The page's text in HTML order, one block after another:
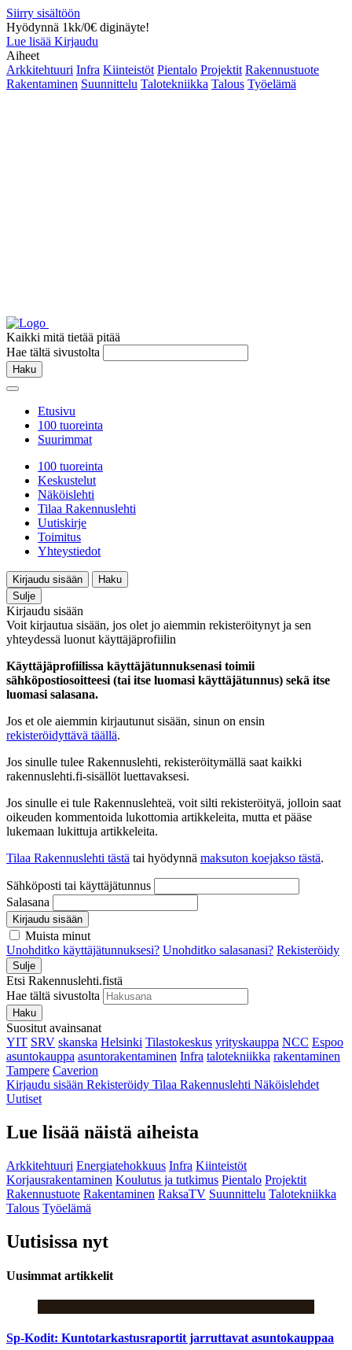
Siirry sisältöön
Hyödynnä 1kk/0€ diginäyte!
Lue lisää Kirjaudu
Aiheet
Arkkitehtuuri Infra Kiinteistöt Pientalo Projektit Rakennustuote
Rakentaminen Suunnittelu Talotekniikka Talous Työelämä
Kaikki mitä tietää pitää
Hae tältä sivustolta
Haku
Etusivu
100 tuoreinta
Suurimmat
100 tuoreinta
Keskustelut
Näköislehti
Tilaa Rakennuslehti
Uutiskirje
Toimitus
Yhteystiedot
Kirjaudu sisään
Haku
Sulje
Kirjaudu sisään
Voit kirjautua sisään, jos olet jo aiemmin rekisteröitynyt ja sen
yhteydessä luonut käyttäjäprofiilin
Käyttäjäprofiilissa käyttäjätunnuksenasi toimii
sähköpostiosoitteesi (tai itse luomasi käyttäjätunnus) sekä itse
luomasi salasana.
Jos et ole aiemmin kirjautunut sisään, sinun on ensin
rekisteröidyttävä täällä.
Jos sinulle tulee Rakennuslehti, rekisteröitymällä saat kaikki
rakennuslehti.fi-sisällöt luettavaksesi.
Jos sinulle ei tule Rakennuslehteä, voit silti rekisteröityä, jolloin saat
oikeuden kommentoida lukottomia artikkeleita, mutta et pääse
lukemaan lukittuja artikkeleita.
Tilaa Rakennuslehti tästä tai hyödynnä maksuton koejakso tästä.
Sähköposti tai käyttäjätunnus
Salasana
Kirjaudu sisään
Muista minut
Unohditko käyttäjätunnuksesi? Unohditko salasanasi? Rekisteröidy
Sulje
Etsi Rakennuslehti.fistä
Hae tältä sivustolta
Haku
Suositut avainsanat
YIT SRV skanska Helsinki Tilastokeskus yrityskauppa NCC Espoo
asuntokauppa asuntorakentaminen Infra talotekniikka rakentaminen
Tampere Caverion
Kirjaudu sisään Rekisteröidy Tilaa Rakennuslehti Näköislehdet
Uutiset
Lue lisää näistä aiheista
Arkkitehtuuri Energiatehokkuus Infra Kiinteistöt
Korjausrakentaminen Koulutus ja tutkimus Pientalo Projektit
Rakennustuote Rakentaminen RaksaTV Suunnittelu Talotekniikka
Talous Työelämä
Uutisissa nyt
Uusimmat artikkelit
Sp-Kodit: Kuntotarkastusraportit jarruttavat asuntokauppaa